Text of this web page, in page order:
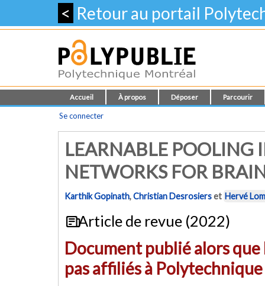
< Retour au portail
Accueil À propos Déposer Parcourir
Se connecter
LEARNABLE POOLING
NETWORKS FOR
Karthik Gopinath,Christian Desrosierset Hervé
Article de revue (2022)
Document publié alors
pas affiliés à